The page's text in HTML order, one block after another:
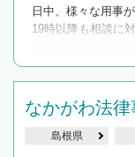
日中、様々な用事
19時以降も相談に
遅い時間の相談が
んで検索してみま
なかがわ法
島根県